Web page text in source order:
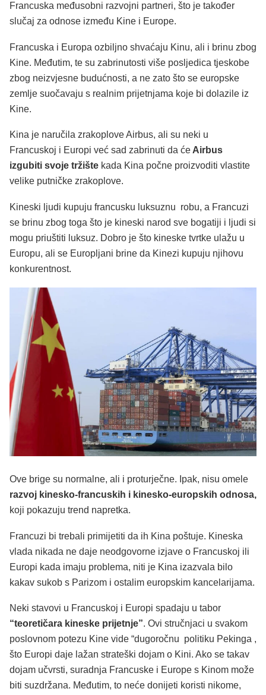
Francuska međusobni razvojni partneri, što je također
slučaj za odnose između Kine i Europe.
Francuska i Europa ozbiljno shvaćaju Kinu, ali i brinu zbog
Kine. Međutim, te su zabrinutosti više posljedica tjeskobe
zbog neizvjesne budućnosti, a ne zato što se europske
zemlje suočavaju s realnim prijetnjama koje bi dolazile iz
Kine.
Kina je naručila zrakoplove Airbus, ali su neki u
Francuskoj i Europi već sad zabrinuti da ćeAirbus
izgubiti svoje tržište kada Kina počne proizvoditi vlastite
velike putničke zrakoplove.
Kineski ljudi kupuju francusku luksuznu robu, a Francuzi
se brinu zbog toga što je kineski narod sve bogatiji i ljudi si
mogu priuštiti luksuz. Dobro je što kineske tvrtke ulažu u
Europu, ali se Europljani brine da Kinezi kupuju njihovu
konkurentnost.
Ove brige su normalne, ali i proturječne. Ipak, nisu omele
razvoj kinesko-francuskih i kinesko-europskih odnosa,
koji pokazuju trend napretka.
Francuzi bi trebali primijetiti da ih Kina poštuje. Kineska
vlada nikada ne daje neodgovorne izjave o Francuskoj ili
Europi kada imaju problema, niti je Kina izazvala bilo
kakav sukob s Parizom i ostalim europskim kancelarijama.
Neki stavovi u Francuskoj i Europi spadaju u tabor
“teoretičara kineske prijetnje”. Ovi stručnjaci u svakom
poslovnom potezu Kine vide “dugoročnu politiku Pekinga ,
što Europi daje lažan strateški dojam o Kini. Ako se takav
dojam učvrsti, suradnja Francuske i Europe s Kinom može
biti suzdržana. Međutim, to neće donijeti koristi nikome,